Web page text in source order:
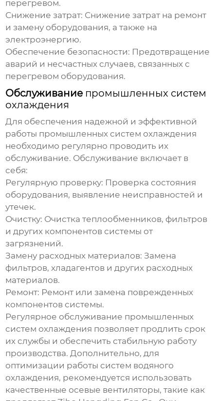
перегревом.
Снижение затрат: Снижение затрат на ремонт
и замену оборудования, а также на
электроэнергию.
Обеспечение безопасности: Предотвращение
аварий и несчастных случаев, связанных с
перегревом оборудования.
Обслуживание промышленных систем
охлаждения
Для обеспечения надежной и эффективной
работы промышленных систем охлаждения
необходимо регулярно проводить их
обслуживание. Обслуживание включает в
себя:
Регулярную проверку: Проверка состояния
оборудования, выявление неисправностей и
утечек.
Очистку: Очистка теплообменников, фильтров
и других компонентов системы от
загрязнений.
Замену расходных материалов: Замена
фильтров, хладагентов и других расходных
материалов.
Ремонт: Ремонт или замена поврежденных
компонентов системы.
Регулярное обслуживание промышленных
систем охлаждения позволяет продлить срок
их службы и обеспечить стабильную работу
производства. Дополнительно, для
оптимизации работы систем водяного
охлаждения, рекомендуется использовать
качественные осевые вентиляторы, такие как